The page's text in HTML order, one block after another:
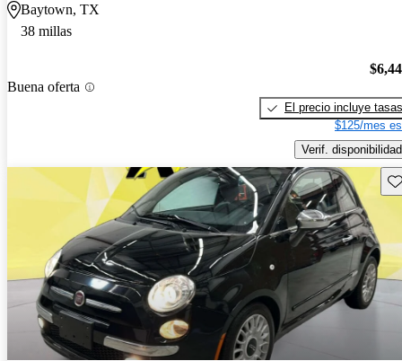
Baytown, TX
38 millas
Buena oferta
El precio incluye tasas
$125/mes
Verif. disponibilidad